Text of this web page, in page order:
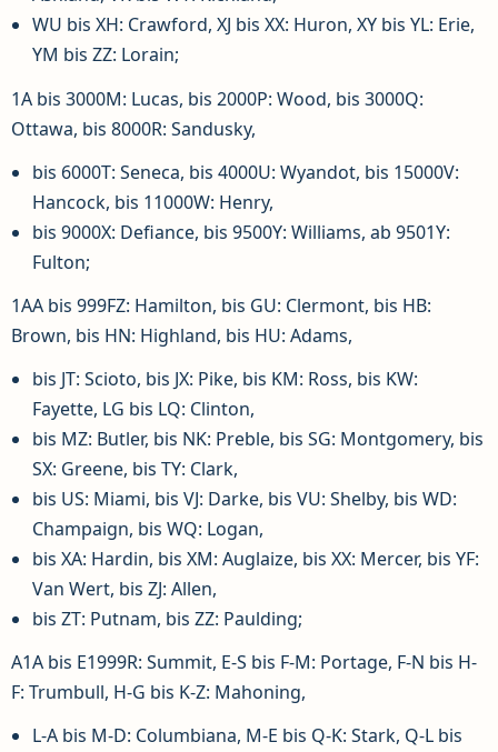
WU bis XH: Crawford, XJ bis XX: Huron, XY bis YL: Erie,
YM bis ZZ: Lorain;
1A bis 3000M: Lucas, bis 2000P: Wood, bis 3000Q:
Ottawa, bis 8000R: Sandusky,
bis 6000T: Seneca, bis 4000U: Wyandot, bis 15000V:
Hancock, bis 11000W: Henry,
bis 9000X: Defiance, bis 9500Y: Williams, ab 9501Y:
Fulton;
1AA bis 999FZ: Hamilton, bis GU: Clermont, bis HB:
Brown, bis HN: Highland, bis HU: Adams,
bis JT: Scioto, bis JX: Pike, bis KM: Ross, bis KW:
Fayette, LG bis LQ: Clinton,
bis MZ: Butler, bis NK: Preble, bis SG: Montgomery, bis
SX: Greene, bis TY: Clark,
bis US: Miami, bis VJ: Darke, bis VU: Shelby, bis WD:
Champaign, bis WQ: Logan,
bis XA: Hardin, bis XM: Auglaize, bis XX: Mercer, bis YF:
Van Wert, bis ZJ: Allen,
bis ZT: Putnam, bis ZZ: Paulding;
A1A bis E1999R: Summit, E-S bis F-M: Portage, F-N bis H-
F: Trumbull, H-G bis K-Z: Mahoning,
L-A bis M-D: Columbiana, M-E bis Q-K: Stark, Q-L bis